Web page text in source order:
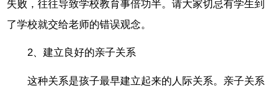
失败，往往导致学校教育事倍功半。请大家切忌有学生到
了学校就交给老师的错误观念。
2、建立良好的亲子关系
这种关系是孩子最早建立起来的人际关系。亲子关系